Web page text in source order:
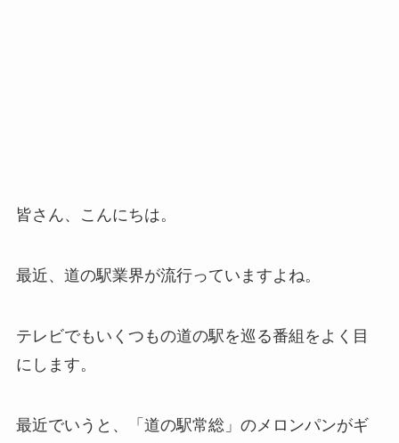
皆さん、こんにちは。
最近、道の駅業界が流行っていますよね。
テレビでもいくつもの道の駅を巡る番組をよく目
にします。
最近でいうと、
「道の駅常総」のメロンパンがギ